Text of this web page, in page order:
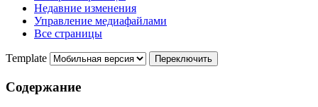
Недавние изменения
Управление медиафайлами
Все страницы
Template
Содержание